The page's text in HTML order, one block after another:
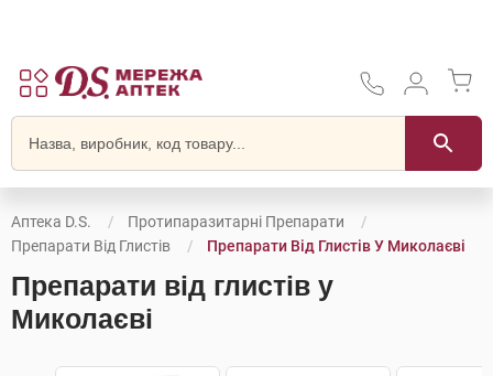
Аптека D.S.
Протипаразитарні Препарати
Препарати Від Глистів
Препарати Від Глистів У Миколаєві
Препарати від глистів у
Миколаєві